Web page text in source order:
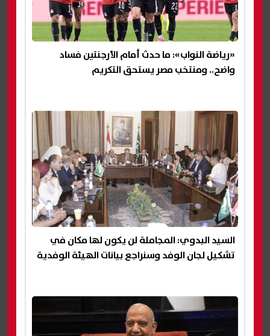
«رياضة النواب»: ما حدث أمام الأرجنتين فساد
واضح.. ومنتخب مصر يستحق التكريم
السيد البدوي: المجاملة لن يكون لها مكان في
تشكيل لجان الوفد وسنراجع بيانات الهيئة الوفدية